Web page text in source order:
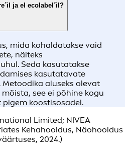
ja el ecolabel´il?
mida kohaldatakse vaid
näiteks
Seda kasutatakse
kasutatavate
aluseks olevat
see ei põhine kogu
koostisosadel.
Limited; NIVEA
Kehahooldus, Näohooldus
2024.)